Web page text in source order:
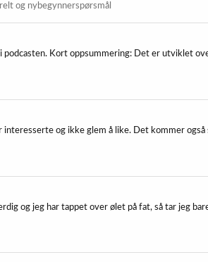
og nybegynnerspørsmål
podcasten. Kort oppsummering: Det er utviklet
interesserte og ikke glem å like. Det kommer
og jeg har tappet over ølet på fat, så tar jeg